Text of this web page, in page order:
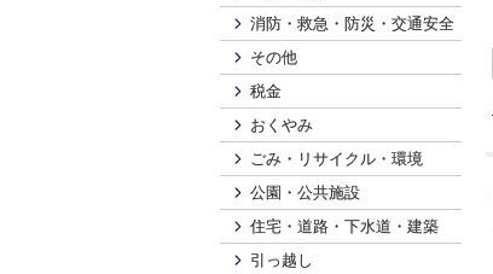
消防・救急・防災・交通安全
その他
税金
おくやみ
ごみ・リサイクル・環境
公園・公共施設
住宅・道路・下水道・建築
引っ越し